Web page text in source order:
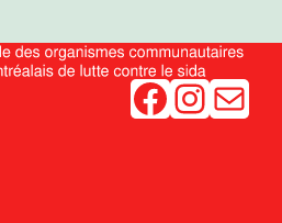
Facebook Instagram